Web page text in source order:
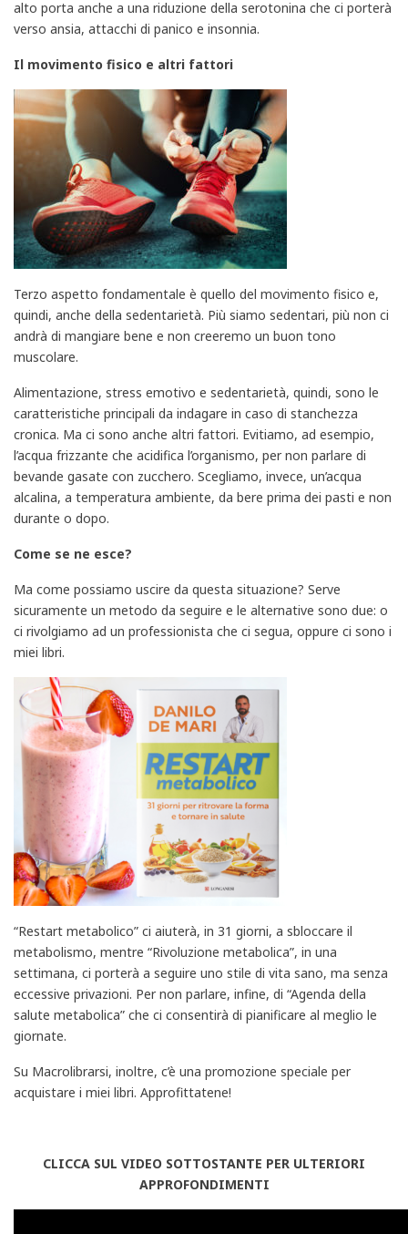
alto porta anche a una riduzione della serotonina che ci porterà
verso ansia, attacchi di panico e insonnia.
Il movimento fisico e altri fattori
Terzo aspetto fondamentale è quello del movimento fisico e,
quindi, anche della sedentarietà. Più siamo sedentari, più non ci
andrà di mangiare bene e non creeremo un buon tono
muscolare.
Alimentazione, stress emotivo e sedentarietà, quindi, sono le
caratteristiche principali da indagare in caso di stanchezza
cronica. Ma ci sono anche altri fattori. Evitiamo, ad esempio,
l’acqua frizzante che acidifica l’organismo, per non parlare di
bevande gasate con zucchero. Scegliamo, invece, un’acqua
alcalina, a temperatura ambiente, da bere prima dei pasti e non
durante o dopo.
Come se ne esce?
Ma come possiamo uscire da questa situazione? Serve
sicuramente un metodo da seguire e le alternative sono due: o
ci rivolgiamo ad un professionista che ci segua, oppure ci sono i
miei libri.
“Restart metabolico” ci aiuterà, in 31 giorni, a sbloccare il
metabolismo, mentre “Rivoluzione metabolica”, in una
settimana, ci porterà a seguire uno stile di vita sano, ma senza
eccessive privazioni. Per non parlare, infine, di “Agenda della
salute metabolica” che ci consentirà di pianificare al meglio le
giornate.
Su Macrolibrarsi, inoltre, c’è una promozione speciale per
acquistare i miei libri. Approfittatene!
CLICCA SUL VIDEO SOTTOSTANTE PER ULTERIORI
APPROFONDIMENTI